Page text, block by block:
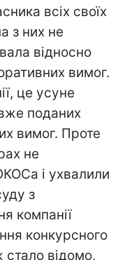
всіх своїх
з них не
відносно
вимог.
це усуне
поданих
вимог. Проте
не
і ухвалили
з
компанії
конкурсного
відомо,